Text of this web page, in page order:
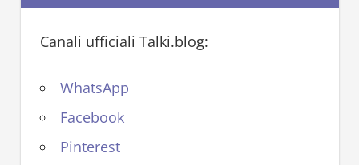
Canali ufficiali Talki.blog:
WhatsApp
Facebook
Pinterest